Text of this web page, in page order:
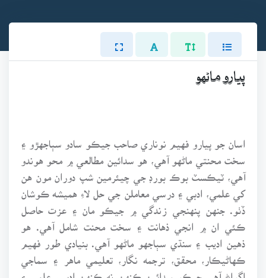
پيارو ماڻهو
اسان جو پيارو فهيم نوناري صاحب جيڪو سادو سٻاجهڙو ۽
سخت محنتي ماڻهو آهي، هو سدائين مطالعي ۾ محو هوندو
آهي، ٽيڪسٽ بوڪ بورڊ جي چيئرمين شپ دوران مون هن
کي علمي، ادبي ۽ درسي معاملن جي حل لاءِ هميشه ڪوشان
ڏٺو. جنهن پنهنجي زندگي ۾ جيڪو مان ۽ عزت حاصل
ڪئي ان ۾ انجي ذهانت ۽ سخت محنت شامل آهي. هو
ذهين اديب ۽ سنڌي سٻاجهو ماڻهو آهي. بنيادي طور فهيم
ڪهاڻيڪار، محقق، ترجمه نگار، تعليمي ماهر ۽ سماجي
اڳواڻ آهي جيڪو سدائين ڪنهن نه ڪنهن ادبي، علمي ۽